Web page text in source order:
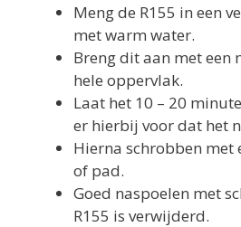
Meng de R155 in een
met warm water.
Breng dit aan met een
hele oppervlak.
Laat het 10 – 20
er hierbij voor dat het
Hierna schrobben met
of pad.
Goed naspoelen met
R155 is verwijderd.